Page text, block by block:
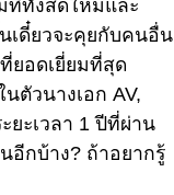
ที่ทั้งสดใหม่และ
เดี๋ยวจะคุยกับคนอื่น
ยอดเยี่ยมที่สุด
ตัวนางเอก AV,
ะเวลา 1 ปีที่ผ่าน
อีกบ้าง? ถ้าอยากรู้